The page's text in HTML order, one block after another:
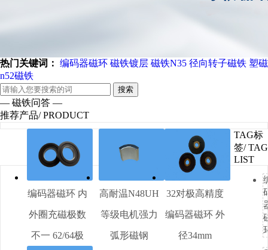
热门关键词： 编码器磁环 磁铁镀层 磁铁N35 径向转子磁铁 塑磁
n52磁铁
搜索
— 磁铁问答 —
推荐产品/ PRODUCT
编码器磁环 内
外圈充磁极数
不一 62/64极
高耐温N48UH
等级电机强力
弧形磁钢
32对极高精度
编码器磁环 外
径34mm
TAG标
签/ TAG
LIST